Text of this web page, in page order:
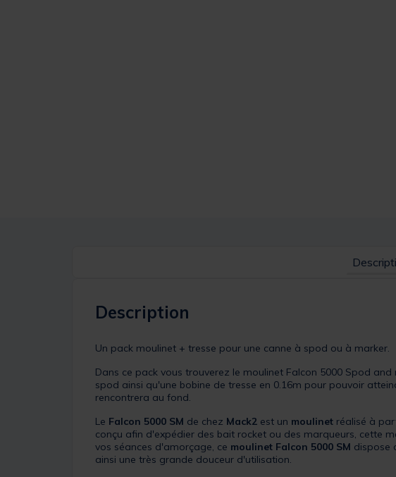
Description
Un pack moulinet + tresse pour une canne à spod ou à marker.
Dans ce pack vous trouverez le moulinet Falcon 5000 Spod
spod ainsi qu'une bobine de tresse en 0.16m pour pouvoir
rencontrera au fond.
Le Falcon 5000 SM de chez Mack2 est un moulinet réalisé à
conçu afin d'expédier des bait rocket ou des marqueurs, cette
vos séances d'amorçage, ce moulinet Falcon 5000 SM dispose
ainsi une très grande douceur d'utilisation.